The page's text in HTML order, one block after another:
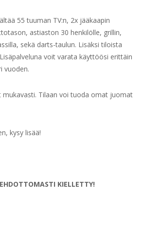
55 tuuman TV:n, 2x jääkaapin
astiaston 30 henkilölle, grillin,
sekä darts-taulun. Lisäksi tiloista
voit varata käyttöösi erittäin
vuoden.
mukavasti. Tilaan voi tuoda omat juomat
kysy lisää!
KIELLETTY!